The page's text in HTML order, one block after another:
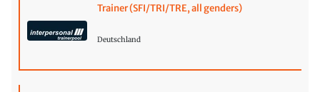
Trainer (SFI/TRI/TRE, all genders)
Deutschland